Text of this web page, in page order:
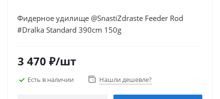
Фидерное удилище @SnastiZdraste Feeder Rod
#Dralka Standard 390cm 150g
3 470 ₽/шт
Есть в наличии Нашли дешевле?